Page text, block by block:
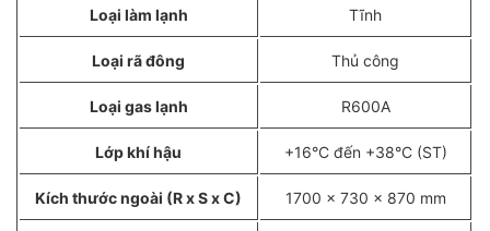
Loại làm lạnh Tĩnh
Loại rã đông Thủ công
Loại gas lạnh R600A
Lớp khí hậu +16°C đến +38°C (ST)
Kích thước ngoài (R x S x C) 1700 x 730 x 870 mm